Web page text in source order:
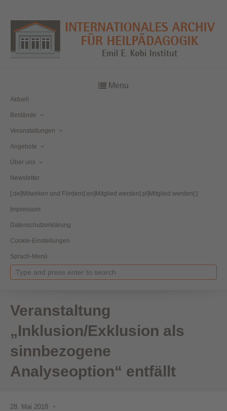
Menu
Aktuell
Bestände
Veranstaltungen
Angebote
Über uns
Newsletter
[:de]Mitwirken und Fördern[:en]Mitglied werden[:pl]Mitglied werden[:]
Impressum
Datenschutzerklärung
Cookie-Einstellungen
Sprach-Menü
Veranstaltung
„Inklusion/Exklusion als
sinnbezogene
Analyseoption“ entfällt
28. Mai 2018